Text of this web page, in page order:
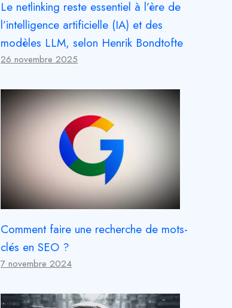
Le netlinking reste essentiel à l’ère de
l’intelligence artificielle (IA) et des
modèles LLM, selon Henrik Bondtofte
26 novembre 2025
Comment faire une recherche de mots-
clés en SEO ?
7 novembre 2024